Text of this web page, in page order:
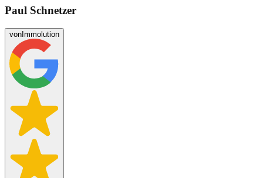
Paul Schnetzer
von Immolution